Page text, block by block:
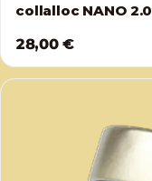
collalloc NANO 2.0
28,00 €